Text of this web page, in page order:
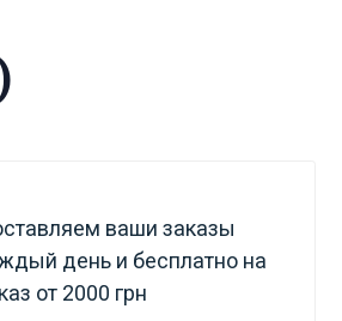
ваши заказы
день и бесплатно на
от 2000 грн